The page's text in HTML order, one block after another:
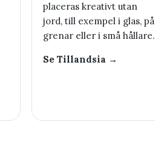
placeras kreativt utan
jord, till exempel i glas, på
grenar eller i små hållare.
Se Tillandsia →